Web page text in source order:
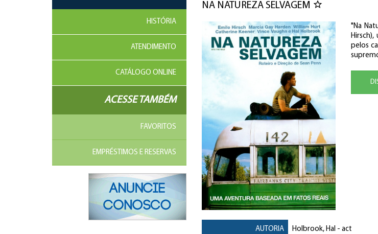
HISTÓRIA
ATENDIMENTO
CATÁLOGO ONLINE
ACESSE TAMBÉM
FAVORITOS
EMPRÉSTIMOS E RESERVAS
NA NATUREZA SELVAGEM
"Na
pelos
AUTORIA Holbrook, Hal - act